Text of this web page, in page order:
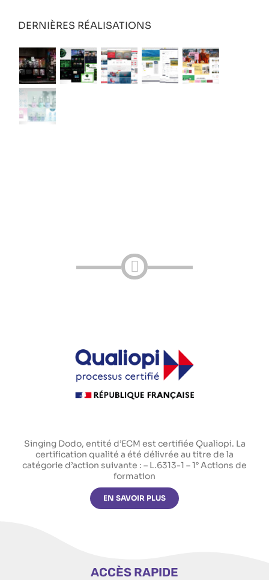
DERNIÈRES RÉALISATIONS
Singing Dodo, entité d’ECM est certifiée Qualiopi. La
certification qualité a été délivrée au titre de la
catégorie d’action suivante : – L.6313-1 – 1° Actions de
formation
EN SAVOIR PLUS
ACCÈS RAPIDE